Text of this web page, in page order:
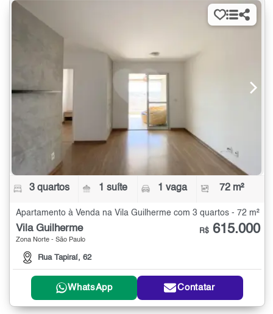
3 quartos 1 suíte 1 vaga 72 m²
Apartamento à Venda na Vila Guilherme com 3 quartos - 72 m²
Vila Guilherme
Zona Norte - São Paulo
Rua Tapiraí, 62
R$ 615.000
WhatsApp Contatar